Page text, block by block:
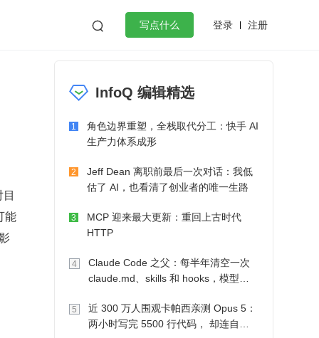
 写点什么 登录 注册
作
微服务架构 flutter
能
InfoQ 编辑精选
1
角色边界重塑，全栈取代分工：快手 AI
生产力体系成形
2
Jeff Dean 离职前最后一次对话：我低
估了 AI，也看清了创业者的唯一生路
3
MCP 迎来最大更新：重回上古时代
HTTP
4
Claude Code 之父：每半年清空一次
claude.md、skills 和 hooks，模型自
5
近 300 万人围观卡帕西亲测 Opus 5：
两小时写完 5500 行代码， 却连自己